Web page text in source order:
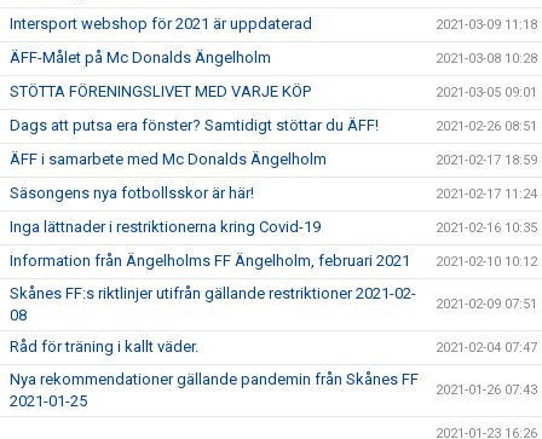
Intersport webshop för 2021 är uppdaterad 2021-03-09 11:18
ÄFF-Målet på Mc Donalds Ängelholm 2021-03-08 10:28
STÖTTA FÖRENINGSLIVET MED VARJE KÖP 2021-03-05 09:01
Dags att putsa era fönster? Samtidigt stöttar du ÄFF! 2021-02-26 08:51
ÄFF i samarbete med Mc Donalds Ängelholm 2021-02-17 18:59
Säsongens nya fotbollsskor är här! 2021-02-17 11:24
Inga lättnader i restriktionerna kring Covid-19 2021-02-16 10:35
Information från Ängelholms FF Ängelholm, februari 2021 2021-02-10 10:12
Skånes FF:s riktlinjer utifrån gällande restriktioner 2021-02-
08
2021-02-09 07:51
Råd för träning i kallt väder. 2021-02-04 07:47
Nya rekommendationer gällande pandemin från Skånes FF
2021-01-25
2021-01-26 07:43
2021-01-23 16:26